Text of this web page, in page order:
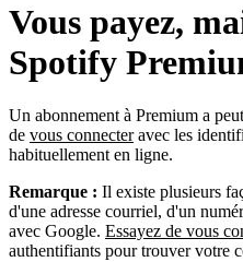
Vous payez,
Spotify
Un abonnement à Premium a
de vous connecteravec les
habituellement en ligne.
Remarque : Il existe plusieurs
d'une adresse courriel, d'un
avec Google. Essayez de vous
authentifiants pour trouver votre